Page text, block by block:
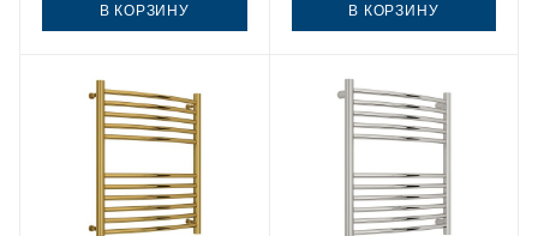
В КОРЗИНУ В КОРЗИНУ